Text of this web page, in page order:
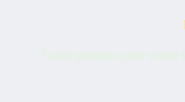
Guide pratique pour visiter